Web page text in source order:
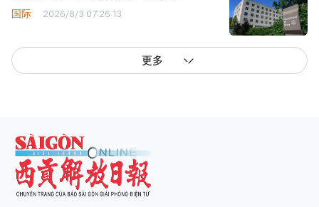
国际 2026/8/3 07:26:13
更多